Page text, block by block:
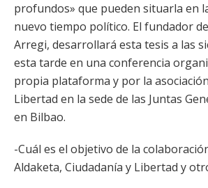
profundos» que pueden situarla en
nuevo tiempo político. El fundador
Arregi, desarrollará esta tesis a las
esta tarde en una conferencia
propia plataforma y por la
Libertad en la sede de las Juntas
en Bilbao.
-Cuál es el objetivo de la
Aldaketa, Ciudadanía y Libertad y